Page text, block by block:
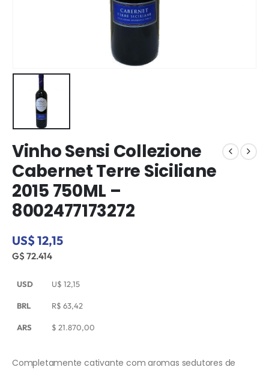
Vinho Sensi Collezione
Cabernet Terre Siciliane
2015 750ML –
8002477173272
US$ 12,15
G$ 72.414
USD U$ 12,15
BRL R$ 63,42
ARS $ 21.870,00
Completamente cativante com aromas sedutores de